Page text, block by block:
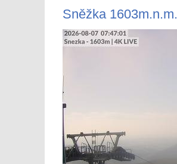
Sněžka 1603m.n.m.